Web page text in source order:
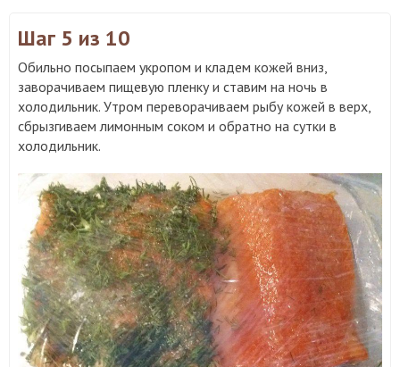
Шаг 5 из 10
Обильно посыпаем укропом и кладем кожей вниз,
заворачиваем пищевую пленку и ставим на ночь в
холодильник. Утром переворачиваем рыбу кожей в верх,
сбрызгиваем лимонным соком и обратно на сутки в
холодильник.